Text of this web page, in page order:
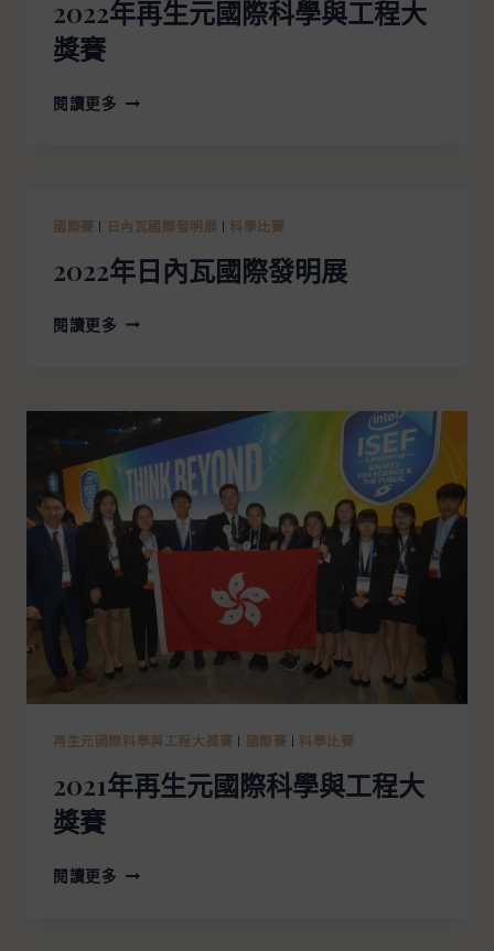
2022年再生元國際科學與工程大
獎賽
閱讀更多
國際賽 | 日內瓦國際發明展 | 科學比賽
2022年日內瓦國際發明展
閱讀更多
再生元國際科學與工程大獎賽 國際賽 科學比賽
2021年再生元國際科學與工程大
獎賽
閱讀更多